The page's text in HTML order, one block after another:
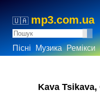
🇺🇦 mp3.com.ua
Пісні Музика Ремікси
Kava